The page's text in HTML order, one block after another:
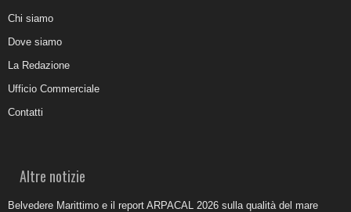
Chi siamo
Dove siamo
La Redazione
Ufficio Commerciale
Contatti
Altre notizie
Belvedere Marittimo e il report ARPACAL 2026 sulla qualità del mare